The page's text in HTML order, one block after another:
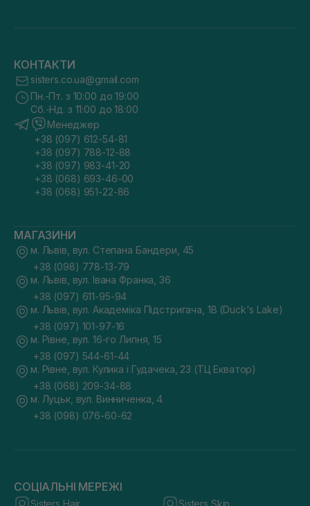
КОНТАКТИ
sisters.co.ua@gmail.com
Пн.-Пт. з 10:00 до 19:00
Сб.-Нд. з 11:00 до 18:00
Менеджер
+38 (097) 612-54-81
+38 (097) 788-12-88
+38 (097) 983-41-20
+38 (068) 693-46-00
+38 (068) 951-22-86
МАГАЗИНИ
м. Львів, вул. Степана Бандери, 45
+38 (098) 778-13-79
м. Львів, вул. Івана Франка, 36
+38 (097) 611-95-94
м. Львів, вул. Академіка Підстригача, 1В (Duck's Lake)
+38 (097) 101-97-16
м. Рівне, вул. 16-го Липня, 15
+38 (097) 544-61-44
м. Рівне, вул. Кулика і Гудачека, 23 (ТЦ Екватор)
+38 (068) 209-34-88
м. Луцьк, вул. Винниченка, 4
+38 (098) 076-60-62
СОЦІАЛЬНІ МЕРЕЖІ
Sisters Hair Sisters Skin